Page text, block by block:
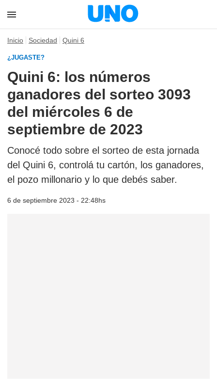
Inicio Sociedad Quini 6
¿JUGASTE?
Quini 6: los números
ganadores del sorteo 3093
del miércoles 6 de
septiembre de 2023
Conocé todo sobre el sorteo de esta jornada
del Quini 6, controlá tu cartón, los ganadores,
el pozo millonario y lo que debés saber.
6 de septiembre 2023 - 22:48hs